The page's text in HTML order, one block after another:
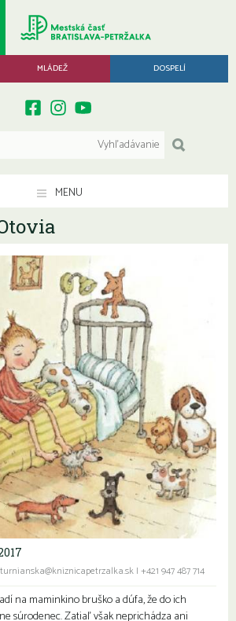
MLÁDEŽ DOSPELÍ
MENU
turnianska@kniznicapetrzalka.sk | +421 947 487 714
na maminkino bruško a dúfa, že do ich
súrodenec. Zatiaľ však neprichádza ani